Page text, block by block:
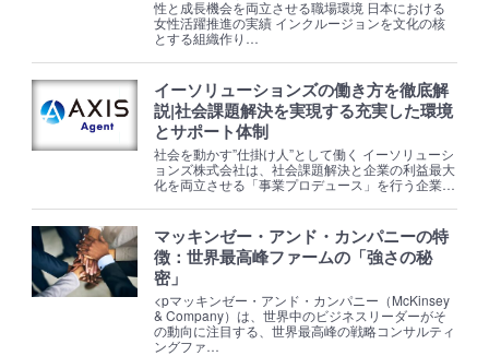
性と成長機会を両立させる職場環境 日本における
女性活躍推進の実績 インクルージョンを文化の核
とする組織作り…
イーソリューションズの働き方を徹底解
説|社会課題解決を実現する充実した環境
とサポート体制
社会を動かす”仕掛け人”として働く イーソリューシ
ョンズ株式会社は、社会課題解決と企業の利益最大
化を両立させる「事業プロデュース」を行う企業…
マッキンゼー・アンド・カンパニーの特
徴：世界最高峰ファームの「強さの秘
密」
<pマッキンゼー・アンド・カンパニー（McKinsey
& Company）は、世界中のビジネスリーダーがそ
の動向に注目する、世界最高峰の戦略コンサルティ
ングファ…